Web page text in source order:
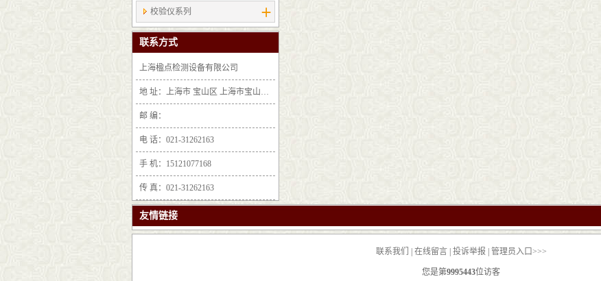
校验仪系列
联系方式
上海楹点检测设备有限公司
地 址：上海市 宝山区 上海市宝山区沪太路6397号1-2层F25区1011室
邮 编：
电 话：021-31262163
手 机：15121077168
传 真：021-31262163
友情链接
联系我们 在线留言| 投诉举报 管理员入口>>>
您是第9995443位访客